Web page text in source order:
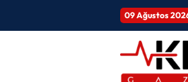
09 Ağustos